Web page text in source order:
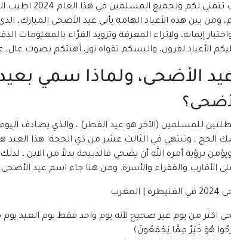
المكتبة
ومن بين هذه الأعياد الهامة يأتي عيد الأضحى المبارك،
إيمانه، ولإثراء المعرفة وتزويد القرّاء
الأعياد لقرون، والبسكم تقواه نور، أهنئكم بصوت عال،
عيد الأضحى، ولماذا سمي
للمسلمين (الآخر هو عيد الفطر) ، والذي يصادف
، وتنتهي في الثالث عشر من ذي الحجة. هذا العيد
برؤية أمره الله أن يضحي فالذبيحة بدلاً من الابن ،
الأقارب والفقراء والأسرة. ومن هنا جاء اسم عيد الأضحى.
| المغرب
اكثر من يوم غير صحيح لأنه يوم واحد فقط يوم العيد
هُوَ خَيْرٌ مِمَّا يَجْمَعُونَ﴾